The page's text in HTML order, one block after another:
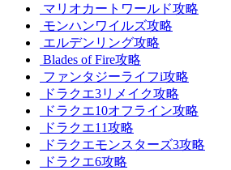
マリオカートワールド攻略
モンハンワイルズ攻略
エルデンリング攻略
Blades of Fire攻略
ファンタジーライフi攻略
ドラクエ3リメイク攻略
ドラクエ10オフライン攻略
ドラクエ11攻略
ドラクエモンスターズ3攻略
ドラクエ6攻略